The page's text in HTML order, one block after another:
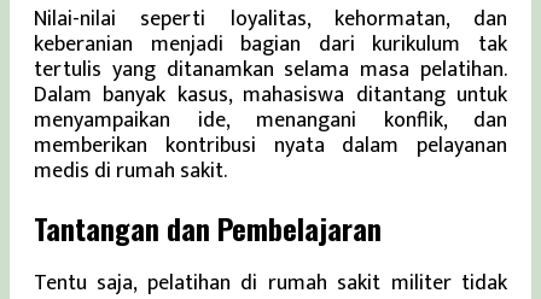
Nilai-nilai seperti loyalitas, kehormatan, dan
keberanian menjadi bagian dari kurikulum tak
tertulis yang ditanamkan selama masa pelatihan.
Dalam banyak kasus, mahasiswa ditantang untuk
menyampaikan ide, menangani konflik, dan
memberikan kontribusi nyata dalam pelayanan
medis di rumah sakit.
Tantangan dan Pembelajaran
Tentu saja, pelatihan di rumah sakit militer tidak